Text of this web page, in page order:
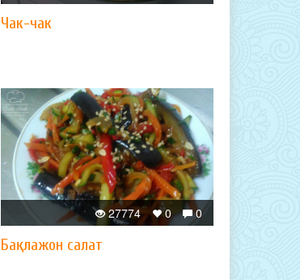
Чак-чак
0
0
27774
Бақлажон салат